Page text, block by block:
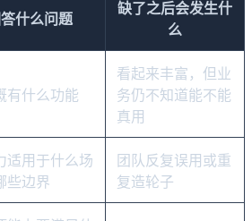
什么问题
缺了之后会发生什
么
有什么功能
看起来丰富，但业
务仍不知道能不能
真用
适用于什么场
些边界
团队反复误用或重
复造轮子